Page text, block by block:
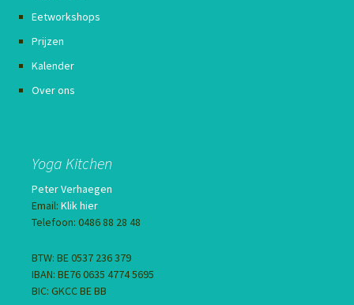
Eetworkshops
Prijzen
Kalender
Over ons
Yoga Kitchen
Peter Verhaegen
Email: Klik hier
Telefoon: 0486 88 28 48
BTW: BE 0537 236 379
IBAN: BE76 0635 4774 5695
BIC: GKCC BE BB